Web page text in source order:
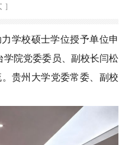
]
力学校硕士学位授予单位申
学院党委委员、副校长闫松
。贵州大学党委常委、副校